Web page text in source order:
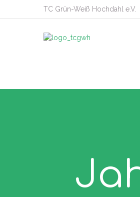
TC Grün-Weiß Hochdahl e.V.